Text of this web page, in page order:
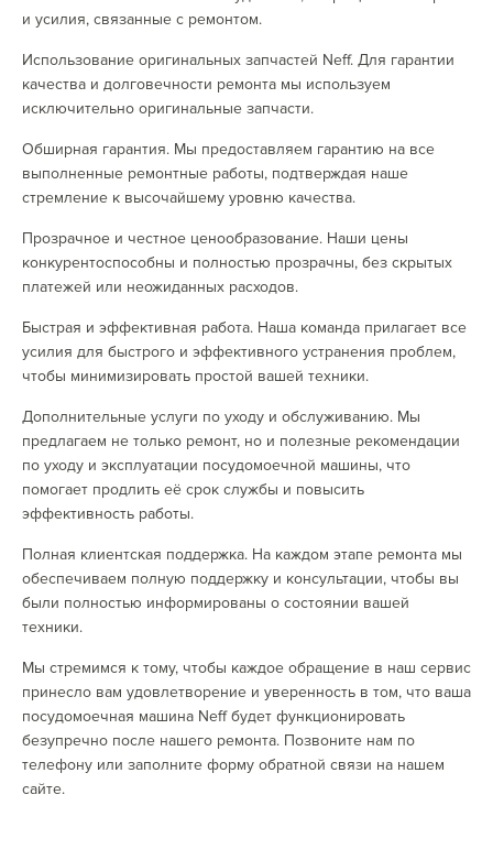
и усилия, связанные с ремонтом.
Использование оригинальных запчастей Neff. Для гарантии
качества и долговечности ремонта мы используем
исключительно оригинальные запчасти.
Обширная гарантия. Мы предоставляем гарантию на все
выполненные ремонтные работы, подтверждая наше
стремление к высочайшему уровню качества.
Прозрачное и честное ценообразование. Наши цены
конкурентоспособны и полностью прозрачны, без скрытых
платежей или неожиданных расходов.
Быстрая и эффективная работа. Наша команда прилагает все
усилия для быстрого и эффективного устранения проблем,
чтобы минимизировать простой вашей техники.
Дополнительные услуги по уходу и обслуживанию. Мы
предлагаем не только ремонт, но и полезные рекомендации
по уходу и эксплуатации посудомоечной машины, что
помогает продлить её срок службы и повысить
эффективность работы.
Полная клиентская поддержка. На каждом этапе ремонта мы
обеспечиваем полную поддержку и консультации, чтобы вы
были полностью информированы о состоянии вашей
техники.
Мы стремимся к тому, чтобы каждое обращение в наш сервис
принесло вам удовлетворение и уверенность в том, что ваша
посудомоечная машина Neff будет функционировать
безупречно после нашего ремонта. Позвоните нам по
телефону или заполните форму обратной связи на нашем
сайте.